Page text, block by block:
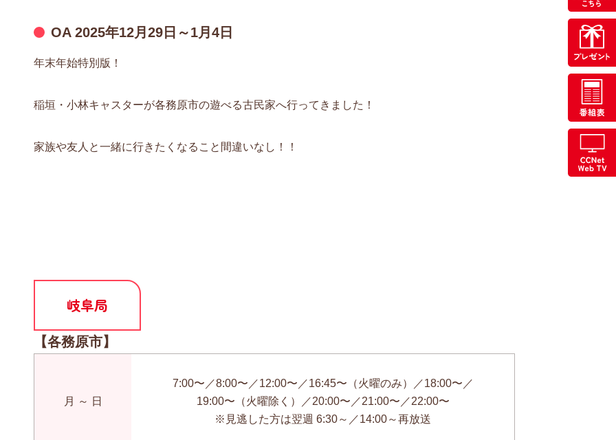
OA 2025年12月29日～1月4日
年末年始特別版！
稲垣・小林キャスターが各務原市の遊べる古民家へ行ってきました！
家族や友人と一緒に行きたくなること間違いなし！！
岐阜局
【各務原市】
月 ～ 日
7:00〜／8:00〜／12:00〜／16:45〜（火曜のみ）／18:00〜／
19:00〜（火曜除く）／20:00〜／21:00〜／22:00〜
※見逃した方は翌週 6:30～／14:00～再放送